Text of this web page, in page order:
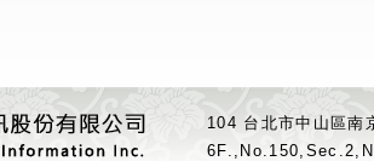
104 台北市中山區